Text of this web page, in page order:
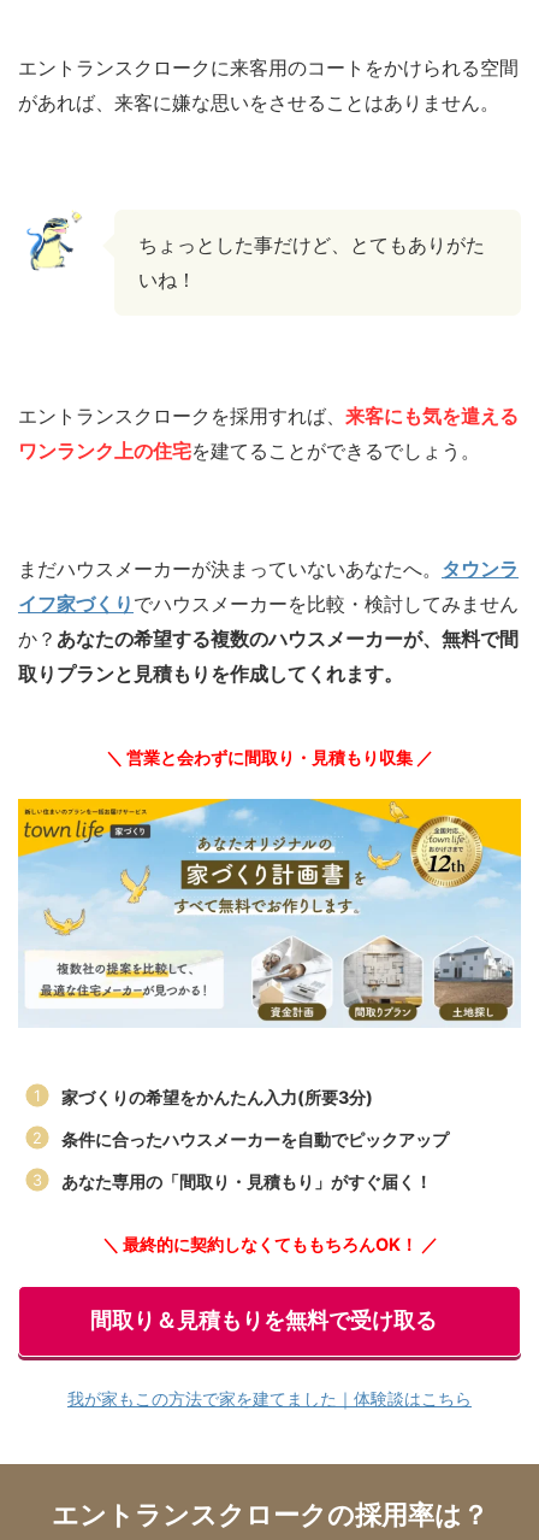
エントランスクロークに来客用のコートをかけられる空間
があれば、来客に嫌な思いをさせることはありません。
ちょっとした事だけど、とてもありがた
いね！
エントランスクロークを採用すれば、 来客にも気を遣える
ワンランク上の住宅を建てることができるでしょう。
まだハウスメーカーが決まっていないあなたへ。 タウンラ
イフ家づくり でハウスメーカーを比較・検討してみません
か？ あなたの希望する複数のハウスメーカーが、無料で間
取りプランと見積もりを作成してくれます。
＼ 営業と会わずに間取り・見積もり収集 ／
家づくりの希望をかんたん入力(所要3分)
条件に合ったハウスメーカーを自動でピックアップ
あなた専用の「間取り・見積もり」がすぐ届く！
＼ 最終的に契約しなくてももちろんOK！ ／
間取り＆見積もりを無料で受け取る
我が家もこの方法で家を建てました｜体験談はこちら
エントランスクロークの採用率は？